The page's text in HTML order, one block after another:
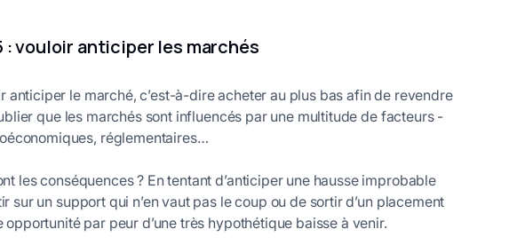
: vouloir anticiper les marchés
le marché, c’est-à-dire acheter au plus bas afin de revendre
que les marchés sont influencés par une multitude de facteurs -
réglementaires…
les conséquences ? En tentant d’anticiper une hausse improbable
sur un support qui n’en vaut pas le coup ou de sortir d’un placement
par peur d’une très hypothétique baisse à venir.